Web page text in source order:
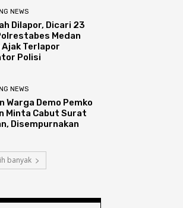
NEWS
Dilapor, Dicari 23
Medan
Terlapor
Polisi
NEWS
Warga Demo Pemko
Minta Cabut Surat
Disempurnakan
banyak